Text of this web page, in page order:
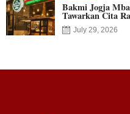
Bakmi Jogja
Tawarkan Cita
July 29, 2026